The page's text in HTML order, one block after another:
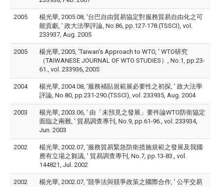
2005
楊光華, 2005.08, '台巴自由貿易協定對服務貿易自由化之可
能貢獻, ' 政大法學評論, No.86, pp.127-178.(TSSCI), vol.
233937, Aug. 2005
2005
楊光華, 2005, 'Taiwan’s Approach to WTO, ' WTO研究
（TAIWANESE JOURNAL OF WTO STUDIES）, No.1, pp.23-
61., vol. 233936, 2005
2004
楊光華, 2004.08, '服務補貼規範展必要性之初探, ' 政大法學
評論, No.80, pp.231-290.(TSSCI), vol. 233935, Aug. 2004
2003
楊光華, 2003.06, ' 由「未預見之發展」要件論WTO防衛協定
面臨之兩難, ' 貿易調查專刊, No.9, pp.61-96., vol. 233934,
Jun. 2003
2002
楊光華, 2002.07, '服務貿易緊急防衛措施規範之發展及我國
應有立場之芻議, ' 貿易調查專刊, No.7, pp.13-83., vol.
144821, Jul. 2002
2002
楊光華, 2002.07, '競爭法與競爭政策之國際合作, ' 公平交易